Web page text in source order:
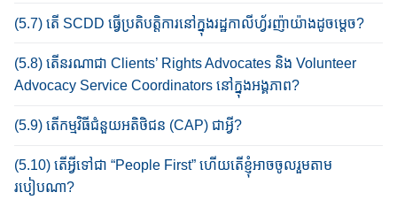
(5.7) តើ SCDD ធ្វើប្រតិបត្តិការ​នៅក្នុង​រដ្ឋ​កាលីហ្វ័រញ៉ា​យ៉ាង​ដូច​ម្តេច?
(5.8) តើ​នរណាជា Clients’ Rights Advocates និង Volunteer
Advocacy Service Coordinators នៅក្នុង​អង្គ​ភាព​?
(5.9) តើកម្មវិធីជំនួយ​អតិថិជន (CAP) ជាអ្វី?
(5.10) តើអ្វី​ទៅ​ជា​ “People First” ហើយ​តើខ្ញុំ​អាច​ចូល​រួម​តាម
របៀបណា?